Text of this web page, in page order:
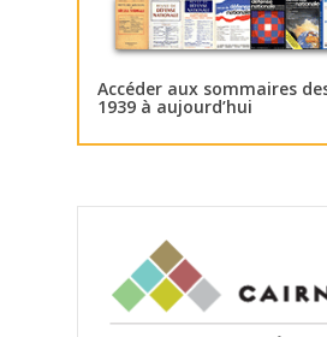
Accéder aux sommaires
1939 à aujourd’hui